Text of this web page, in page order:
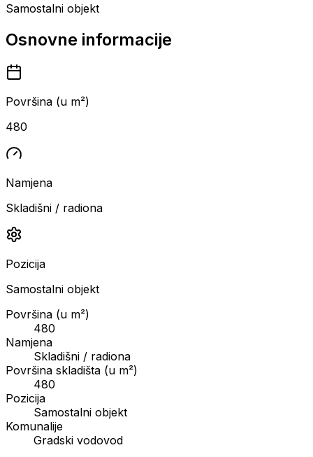
Samostalni objekt
Osnovne informacije
Površina (u m²)
480
Namjena
Skladišni / radiona
Pozicija
Samostalni objekt
Površina (u m²)
480
Namjena
Skladišni / radiona
Površina skladišta (u m²)
480
Pozicija
Samostalni objekt
Komunalije
Gradski vodovod